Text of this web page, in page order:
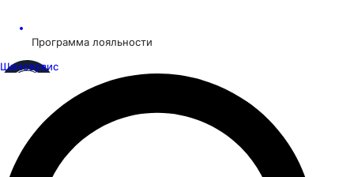
Программа лояльности
Шинсервис